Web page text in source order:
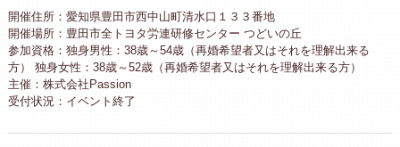
開催住所：愛知県豊田市西中山町清水口１３３番地
開催場所：豊田市全トヨタ労連研修センター つどいの丘
参加資格：独身男性：38歳～54歳（再婚希望者又はそれを理解出来る
方） 独身女性：38歳～52歳（再婚希望者又はそれを理解出来る方）
主催：株式会社Passion
受付状況：イベント終了